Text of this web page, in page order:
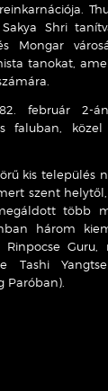
Shri
Mongar
tanokat,
február 2-
faluban,
kis település
szent
több
három
Guru,
Tashi
Paróban).